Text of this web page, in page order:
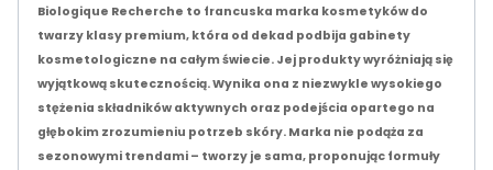
Biologique Recherche to francuska marka kosmetyków do
twarzy klasy premium, która od dekad podbija gabinety
kosmetologiczne na całym świecie. Jej produkty wyróżniają się
wyjątkową skutecznością. Wynika ona z niezwykle wysokiego
stężenia składników aktywnych oraz podejścia opartego na
głębokim zrozumieniu potrzeb skóry. Marka nie podąża za
sezonowymi trendami – tworzy je sama, proponując formuły